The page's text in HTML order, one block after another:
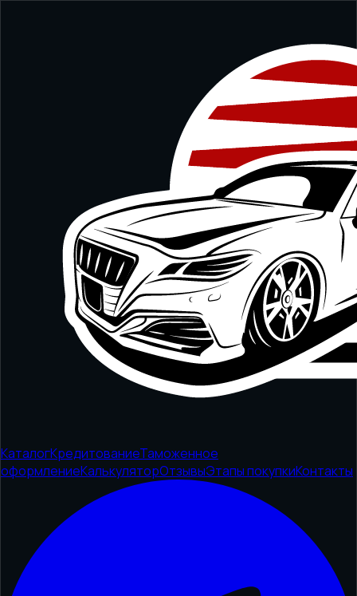
КаталогКредитованиеТаможенное
оформлениеКалькуляторОтзывыЭтапы покупкиКонтакты